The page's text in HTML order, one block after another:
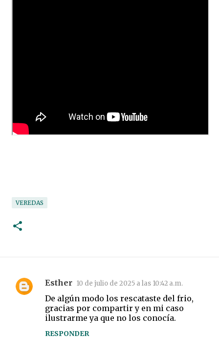
VEREDAS
C
Esther 10 de julio de 2025 a las 10:42 a.m.
De algún modo los rescataste del frio,
gracias por compartir y en mi caso
ilustrarme ya que no los conocía.
RESPONDER